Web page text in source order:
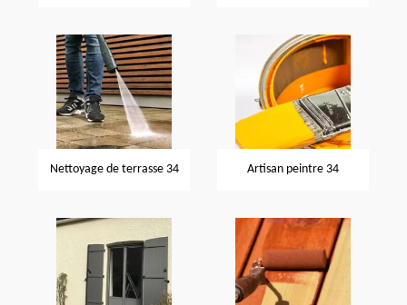
Nettoyage de terrasse 34 Artisan peintre 34